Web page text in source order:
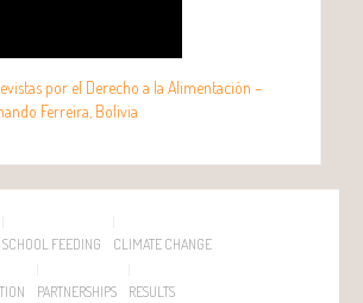
por el Derecho a la Alimentación –
Ferreira, Bolivia
SCHOOL FEEDING CLIMATE CHANGE
PARTNERSHIPS RESULTS